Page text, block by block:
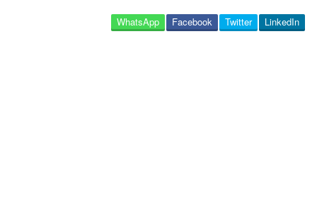
LinkedIn
Twitter
Facebook
WhatsApp